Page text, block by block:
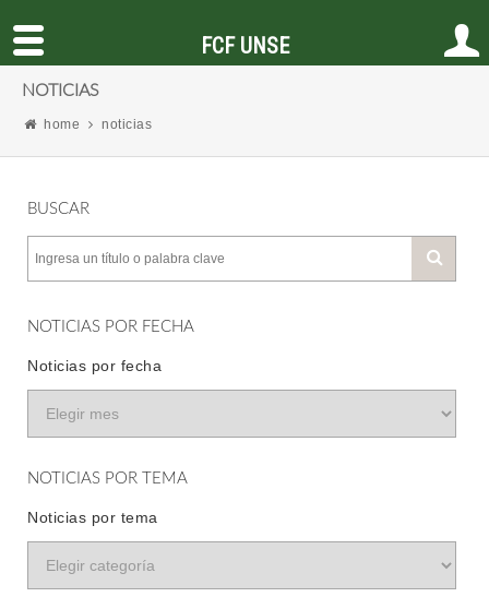
NOTICIAS
home noticias
BUSCAR
NOTICIAS POR FECHA
Noticias por fecha
NOTICIAS POR TEMA
Noticias por tema
FCF UNSE